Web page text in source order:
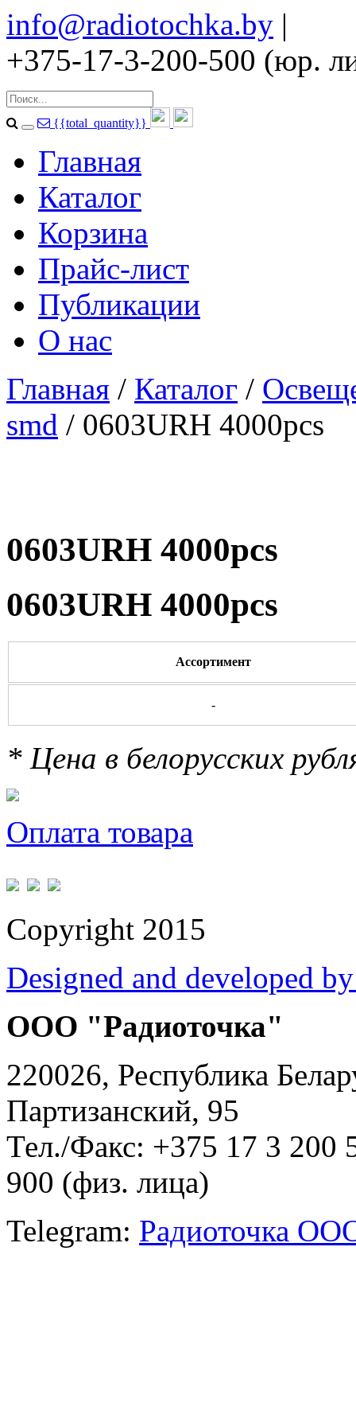
info@radiotochka.by |
+375-17-3-200-500 (юр.
{{total_quantity}}
Главная
Каталог
Корзина
Прайс-лист
Публикации
О нас
Главная / Каталог /
smd / 0603URH 4000pcs
0603URH 4000pcs
0603URH 4000pcs
Ассортимент
-
* Цена в белорусских
Оплата товара
Copyright 2015
Designed and developed
ООО "Радиоточка"
220026, Республика
Партизанский, 95
Тел./Факс: +375 17 3
900 (физ. лица)
Telegram: Радиоточка